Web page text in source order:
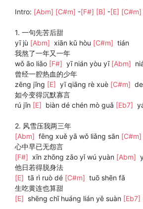
Intro: [Abm] [C#m] -[F#] [B] -[E] [C#m]
1. 一句先苦后甜
yī jù [Abm] xiān kǔ hòu [C#m] tián
我熬了一年又一年
wǒ āo liǎo [F#] yī nián yòu yī [Abm]
曾经一腔热血的少年
zēng jīng [E] yī qiāng rè xuè [C#m]
如今变得沉默寡言
rú jīn [E] biàn dé chén mò guǎ [Eb7]
2. 风雪压我两三年
[Abm] fēng xuě yā wǒ liǎng sān [C#m]
心中早已无怨言
[F#] xīn zhōng zǎo yǐ wú yuàn [Abm]
他日若得脱身法
[E] tā rì ruò dé [C#m] tuō shēn fǎ
生吃黄连也算甜
[E] shēng chī huáng lián yě suàn [Eb7]